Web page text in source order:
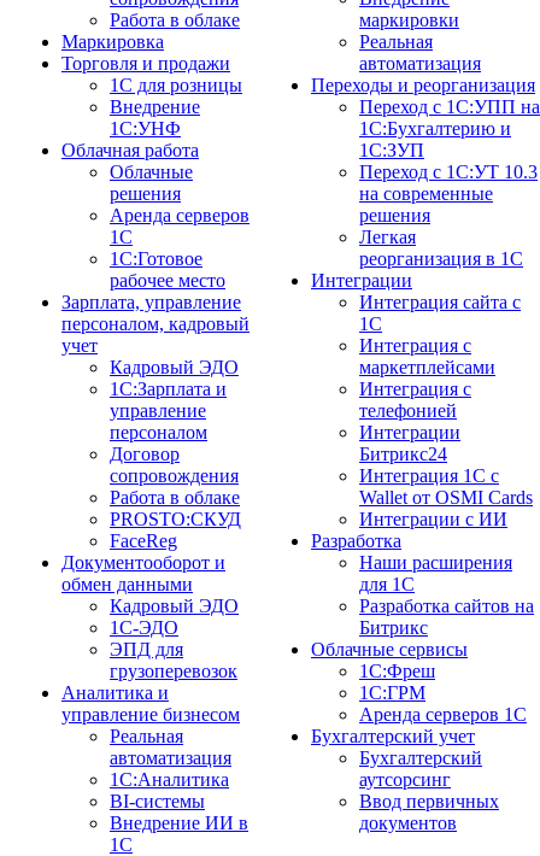
Работа в облаке
Маркировка
Торговля и продажи
1С для розницы
Внедрение
1С:УНФ
Облачная работа
Облачные
решения
Аренда серверов
1С
1C:Готовое
рабочее место
Зарплата, управление
персоналом, кадровый
учет
Кадровый ЭДО
1С:Зарплата и
управление
персоналом
Договор
сопровождения
Работа в облаке
PROSTO:СКУД
FaceReg
Документооборот и
обмен данными
Кадровый ЭДО
1С-ЭДО
ЭПД для
грузоперевозок
Аналитика и
управление бизнесом
Реальная
автоматизация
1С:Аналитика
BI-системы
Внедрение ИИ в
1С
маркировки
Реальная
автоматизация
Переходы и реорганизация
Переход с 1С:УПП на
1С:Бухгалтерию и
1С:ЗУП
Переход с 1С:УТ 10.3
на современные
решения
Легкая
реорганизация в 1С
Интеграции
Интеграция сайта с
1С
Интеграция с
маркетплейсами
Интеграция с
телефонией
Интеграции
Битрикс24
Интеграция 1С с
Wallet от OSMI Cards
Интеграции с ИИ
Разработка
Наши расширения
для 1С
Разработка сайтов на
Битрикс
Облачные сервисы
1С:Фреш
1С:ГРМ
Аренда серверов 1С
Бухгалтерский учет
Бухгалтерский
аутсорсинг
Ввод первичных
документов